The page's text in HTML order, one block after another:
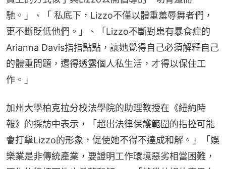
馳。」、「 私底下，Lizzo不僅以體重羞辱舞者們，
更不斷貶低他們。」、「Lizzo不斷對患有暴食症的
Arianna Davis指指點點，讓她覺得自己必須解釋自己
的體重問題，還得透露個人私生活，才得以保住工
作。」
加州大學柏克拉分校法學院的助理教授在《紐約時
報》的採訪中表示，「超出法律保護範圍的指控可能
會打擊Lizzo的形象，促使她不得不達成和解。」「娛
樂業是非傳統產業，要證明工作環境惡劣相當困難，